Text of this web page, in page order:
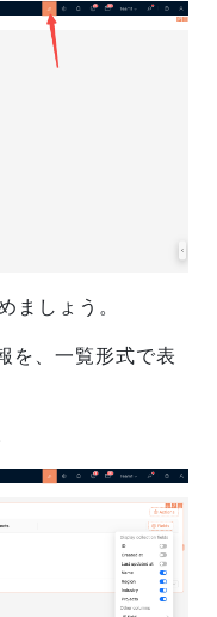
ましょう。
を、一覧形式で表